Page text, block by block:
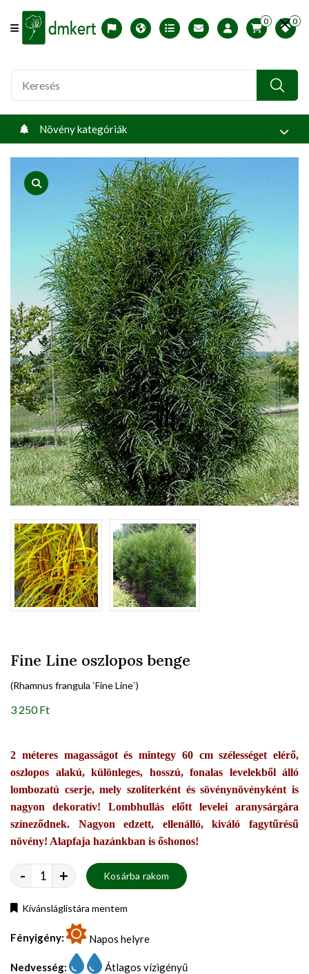
Offcanvas Menu Open
English version
Télállósági zónák
Nyomtatható ABC árjegyzék
Profilom
0 0
Növény kategóriák
product view
Fine Line oszlopos benge
(Rhamnus frangula `Fine Line`)
3 250 Ft
2 méteres magasságot és mintegy 60 cm szélességet elérő,
oszlopos alakú, különleges, hosszú, fonalas levelekből álló
lombozatú cserje, mely szoliterként és sövénynövényként is
nagyon dekoratív! Lombhullás előtt levelei aranysárgára
színeződnek. Nagyon edzett, ellenálló, kiváló fagytűrésű
növény! Alapfaja hazánkban is őshonos!
- + Kosárba rakom
Kívánsláglistára mentem
Fényigény: Napos helyre
Nedvesség:
Átlagos vízigényű